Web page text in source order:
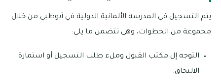
يتم التسجيل في المدرسة الألمانية الدولية في أبوظبي من خلال
مجموعة من الخطوات، وهى تتضمن ما يلي:
التوجه إل مكتب القبول وملء طلب التسجيل أو استمارة
الالتحاق.